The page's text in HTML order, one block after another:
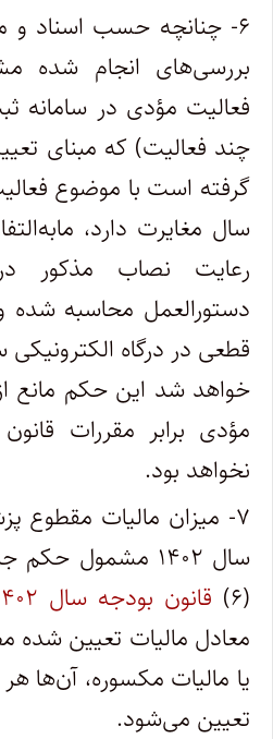
۶- چنانچه حسب اسناد و
بررسی‌های انجام
فعالیت مؤدی در سامانه
چند فعالیت) که مبنای
گرفته است با موضوع
سال مغایرت دارد،
دستورالعمل محاسبه
قطعی در درگاه
خواهد شد این حکم مانع
مؤدی برابر مقررات
نخواهد بود.
۷- میزان مالیات مقطوع
(۶)
قانون بودجه سال ۱۴۰۲ کل کشور
معادل مالیات تعیین شده
یا مالیات مکسوره، آن‌ها
تعیین می‌شود.